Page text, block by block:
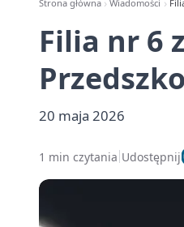
Strona główna Wiadomości
Filia nr 6
20 maja 2026
1 min czytania Udostępnij